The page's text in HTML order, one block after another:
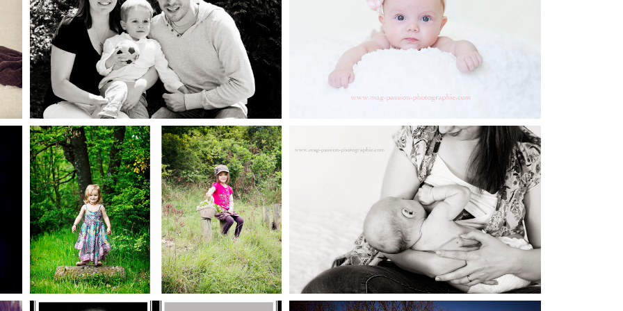
SÉANCE FAMILLE / STUDIO ET EXTERIEUR /
SÉANCE FAMILLE / STUDIO EXTERIEUR / MANEL
ET TONIN
SÉANCE ENFANT / EXTÉRIEUR / NILA ET SOHAN SÉANCE NOUVEAU NÉ / STUDIO / VALENTIN